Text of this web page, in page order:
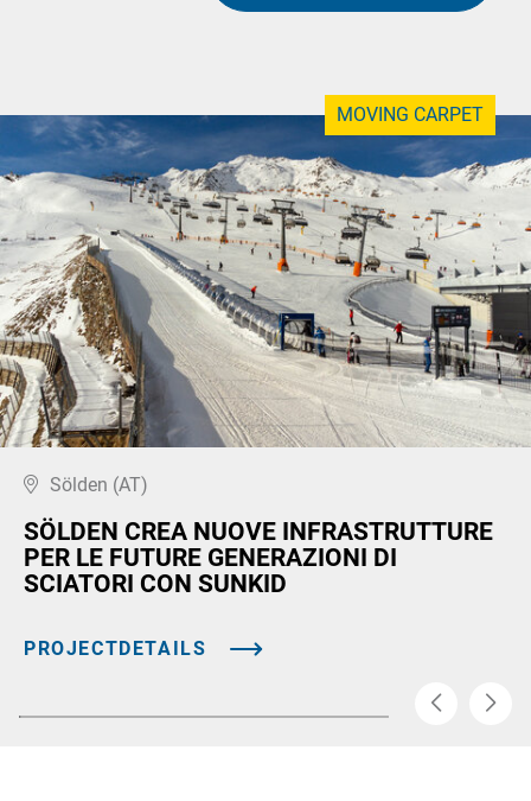
MOVING CARPET
Sölden (AT)
SÖLDEN CREA NUOVE INFRASTRUTTURE
PER LE FUTURE GENERAZIONI DI
SCIATORI CON SUNKID
PROJECTDETAILS